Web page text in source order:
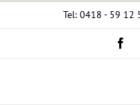
Tel: 0418 - 59 12